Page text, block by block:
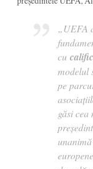
„UEFA
cu
modelul
pe
găsi